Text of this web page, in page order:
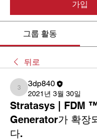
가입
그룹 활동
뒤로
3dp840
3dp840
2021년 3월 30일
Stratasys | FDM
Generator가 확장
다.